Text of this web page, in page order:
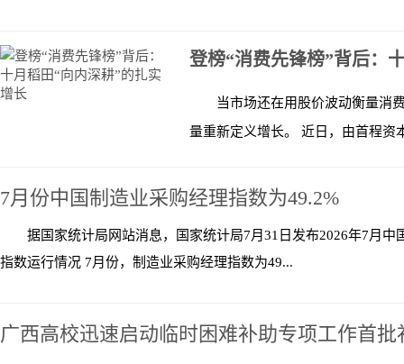
登榜“消费先锋榜”背后：
当市场还在用股价波动衡量消
量重新定义增长。 近日，由首程资
7月份中国制造业采购经理指数为49.2%
据国家统计局网站消息，国家统计局7月31日发布2026年7月
指数运行情况 7月份，制造业采购经理指数为49...
广西高校迅速启动临时困难补助专项工作首批